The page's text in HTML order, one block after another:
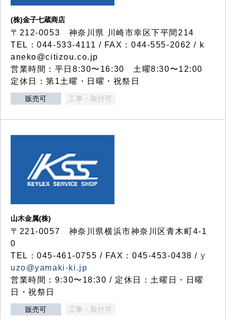
(株)金子七蔵商店
〒212-0053 神奈川県 川崎市幸区下平間214
TEL：044-533-4111 / FAX：044-555-2062 / k
aneko@citizou.co.jp
営業時間：平日8:30〜16:30 土曜8:30〜12:00
定休日：第1土曜・日曜・祝祭日
販売可 工事・取付可
山木金属(株)
〒221-0057 神奈川県横浜市神奈川区青木町4-1
0
TEL：045-461-0755 / FAX：045-453-0438 / y
uzo@yamaki-ki.jp
営業時間：9:30〜18:30 / 定休日：土曜日・日曜
日・祝祭日
販売可 工事・取付可